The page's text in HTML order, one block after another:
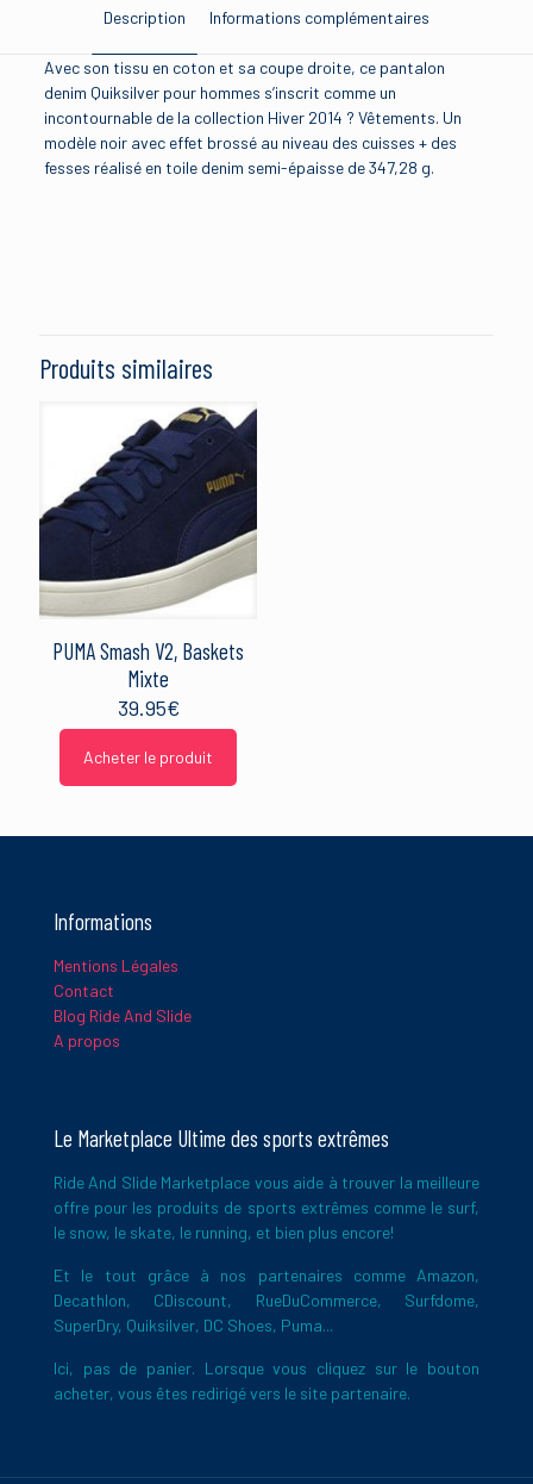
Description Informations complémentaires
Avec son tissu en coton et sa coupe droite, ce pantalon
denim Quiksilver pour hommes s’inscrit comme un
incontournable de la collection Hiver 2014 ? Vêtements. Un
modèle noir avec effet brossé au niveau des cuisses + des
fesses réalisé en toile denim semi-épaisse de 347,28 g.
Produits similaires
PUMA Smash V2, Baskets
Mixte
39.95€
Acheter le produit
Informations
Mentions Légales
Contact
Blog Ride And Slide
A propos
Le Marketplace Ultime des sports extrêmes
Ride And Slide Marketplace vous aide à trouver la meilleure
offre pour les produits de sports extrêmes comme le surf,
le snow, le skate, le running, et bien plus encore!
Et le tout grâce à nos partenaires comme Amazon,
Decathlon, CDiscount, RueDuCommerce, Surfdome,
SuperDry, Quiksilver, DC Shoes, Puma...
Ici, pas de panier. Lorsque vous cliquez sur le bouton
acheter, vous êtes redirigé vers le site partenaire.